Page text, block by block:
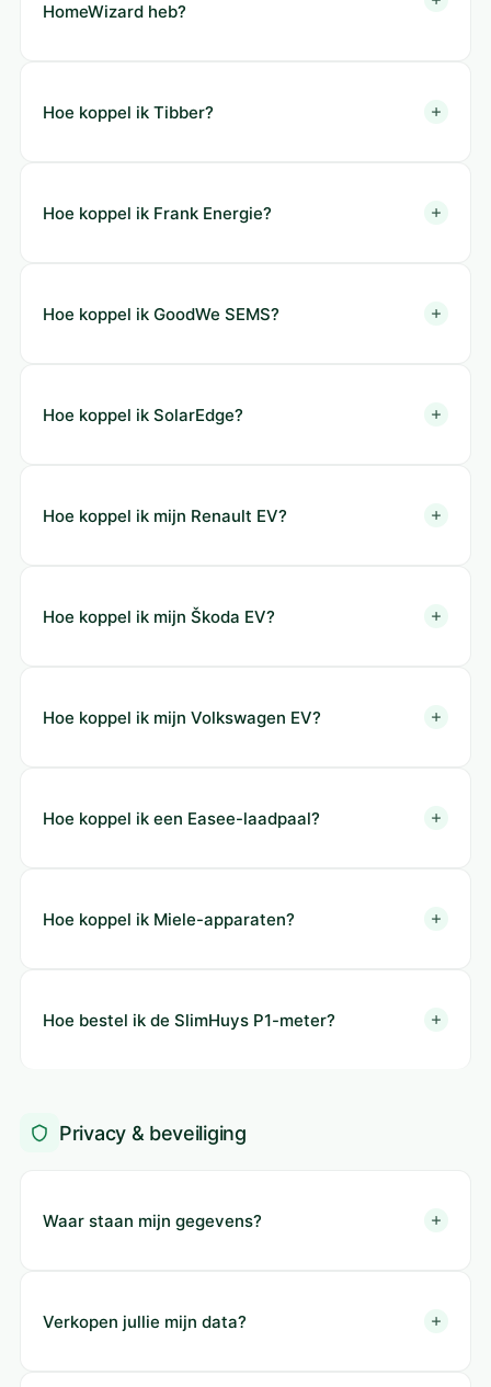
HomeWizard heb?
Hoe koppel ik Tibber?
Hoe koppel ik Frank Energie?
Hoe koppel ik GoodWe SEMS?
Hoe koppel ik SolarEdge?
Hoe koppel ik mijn Renault EV?
Hoe koppel ik mijn Škoda EV?
Hoe koppel ik mijn Volkswagen EV?
Hoe koppel ik een Easee-laadpaal?
Hoe koppel ik Miele-apparaten?
Hoe bestel ik de SlimHuys P1-meter?
Privacy & beveiliging
Waar staan mijn gegevens?
Verkopen jullie mijn data?